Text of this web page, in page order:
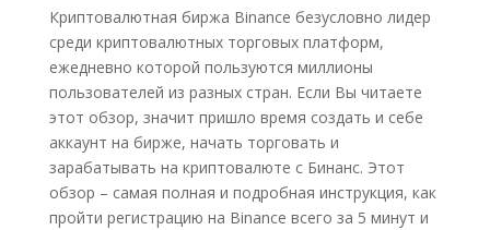
Криптовалютная биржа Binance безусловно лидер
среди криптовалютных торговых платформ,
ежедневно которой пользуются миллионы
пользователей из разных стран. Если Вы читаете
этот обзор, значит пришло время создать и себе
аккаунт на бирже, начать торговать и
зарабатывать на криптовалюте с Бинанс. Этот
обзор – самая полная и подробная инструкция, как
пройти регистрацию на Binance всего за 5 минут и